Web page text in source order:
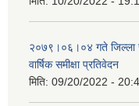
२०७९।०६।०४ गते जिल्ला
वार्षिक समीक्षा प्रतिवेदन
मिति: 09/20/2022 -